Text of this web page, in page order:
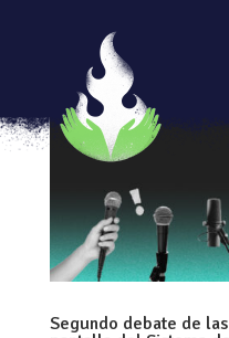
Segundo debate de